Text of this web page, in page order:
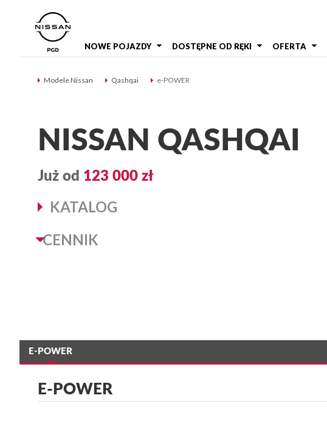
NOWE POJAZDY DOSTĘPNE OD RĘKI OFERTA
Modele Nissan Qashqai e-POWER
NISSAN QASHQAI
Już od 123 000 zł
KATALOG
CENNIK
E-POWER
E-POWER